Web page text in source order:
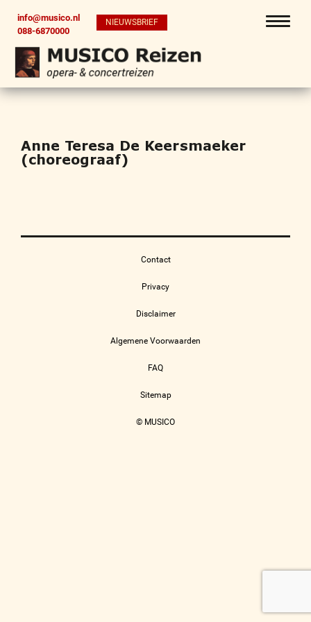
info@musico.nl
088-6870000
NIEUWSBRIEF
Anne Teresa De Keersmaeker
(choreograaf)
Contact
Privacy
Disclaimer
Algemene Voorwaarden
FAQ
Sitemap
© MUSICO